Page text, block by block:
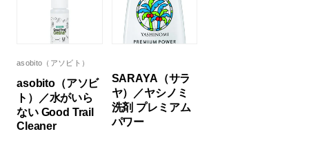
asobito（アソビト）
asobito（アソビ
ト）／水がいら
ない Good Trail
Cleaner
SARAYA（サラ
ヤ）／ヤシノミ
洗剤 プレミアム
パワー